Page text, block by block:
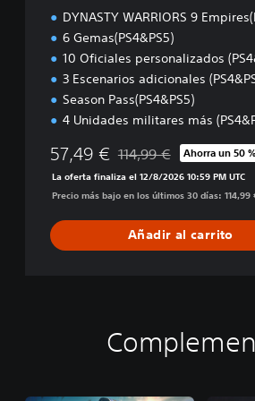
DYNASTY WARRIORS 9
6 Gemas(PS4&PS5)
10 Oficiales personalizados
3 Escenarios adicionales
Season Pass(PS4&PS5)
4 Unidades militares más
57,49 € Rebajado del precio
114,99 € Ahorra un 50 %
La oferta finaliza el 12/8/2026 10:59 PM UTC
Precio más bajo en los últimos 30 días: 114,99
Añadir al carrito